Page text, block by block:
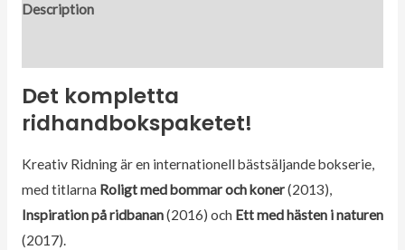
Description
Det kompletta
ridhandbokspaketet!
Kreativ Ridning är en internationell bästsäljande bokserie,
med titlarna Roligt med bommar och koner(2013),
Inspiration på ridbanan(2016) och Ett med hästen i naturen
(2017).